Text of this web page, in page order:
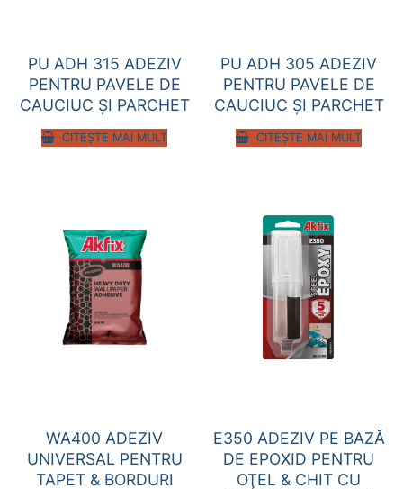
PU ADH 315 ADEZIV
PENTRU PAVELE DE
CAUCIUC ȘI PARCHET
CITEȘTE MAI MULT
PU ADH 305 ADEZIV
PENTRU PAVELE DE
CAUCIUC ȘI PARCHET
CITEȘTE MAI MULT
WA400 ADEZIV
UNIVERSAL PENTRU
TAPET & BORDURI
E350 ADEZIV PE BAZĂ
DE EPOXID PENTRU
OŢEL & CHIT CU